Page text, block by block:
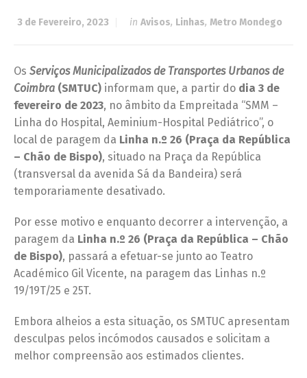
3 de Fevereiro, 2023 in Avisos, Linhas, Metro Mondego
Os Serviços Municipalizados de Transportes Urbanos de
Coimbra (SMTUC) informam que, a partir do dia 3 de
fevereiro de 2023, no âmbito da Empreitada “SMM –
Linha do Hospital, Aeminium-Hospital Pediátrico”, o
local de paragem da Linha n.º 26 (Praça da República
– Chão de Bispo), situado na Praça da República
(transversal da avenida Sá da Bandeira) será
temporariamente desativado.
Por esse motivo e enquanto decorrer a intervenção, a
paragem da Linha n.º 26 (Praça da República – Chão
de Bispo), passará a efetuar-se junto ao Teatro
Académico Gil Vicente, na paragem das Linhas n.º
19/19T/25 e 25T.
Embora alheios a esta situação, os SMTUC apresentam
desculpas pelos incómodos causados e solicitam a
melhor compreensão aos estimados clientes.